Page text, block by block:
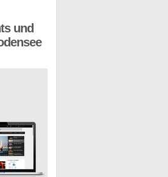
und